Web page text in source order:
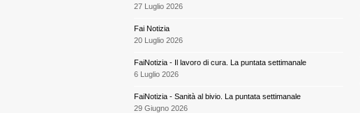
27 Luglio 2026
Fai Notizia
20 Luglio 2026
FaiNotizia - Il lavoro di cura. La puntata settimanale
6 Luglio 2026
FaiNotizia - Sanità al bivio. La puntata settimanale
29 Giugno 2026